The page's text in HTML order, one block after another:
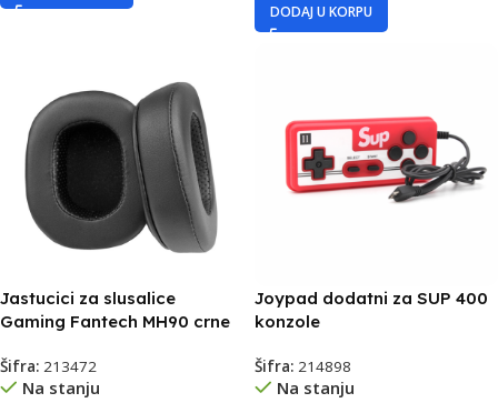
DODAJ U KORPU
Jastucici za slusalice
Gaming Fantech MH90 crne
Šifra: 213472
Na stanju
Joypad dodatni za SUP 400
konzole
Šifra: 214898
Na stanju